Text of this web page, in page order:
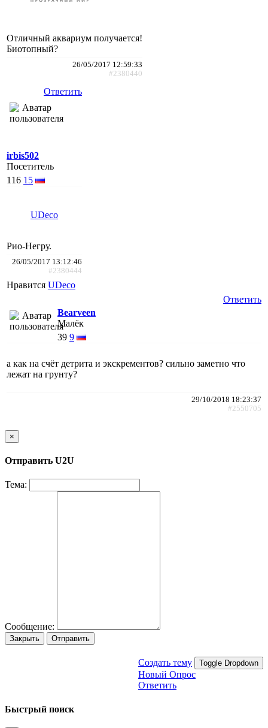
Отличный аквариум получается!
Биотопный?
26/05/2017 12:59:33
#2380440
Ответить
irbis502
Посетитель
116 15
UDeco
Рио-Негру.
26/05/2017 13:12:46
#2380444
Нравится UDeco
Ответить
Bearveen
Малёк
39 9
а как на счёт детрита и экскрементов? сильно заметно что
лежат на грунту?
29/10/2018 18:23:37
#2550705
×
Отправить U2U
Тема:
Сообщение:
Закрыть Отправить
Создать тему Toggle Dropdown
Новый Опрос
Ответить
Быстрый поиск